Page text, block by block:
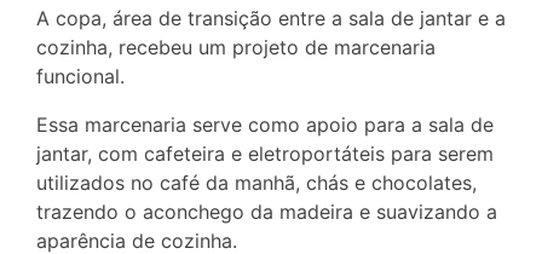
A copa, área de transição entre a sala de jantar e a
cozinha, recebeu um projeto de marcenaria
funcional.
Essa marcenaria serve como apoio para a sala de
jantar, com cafeteira e eletroportáteis para serem
utilizados no café da manhã, chás e chocolates,
trazendo o aconchego da madeira e suavizando a
aparência de cozinha.